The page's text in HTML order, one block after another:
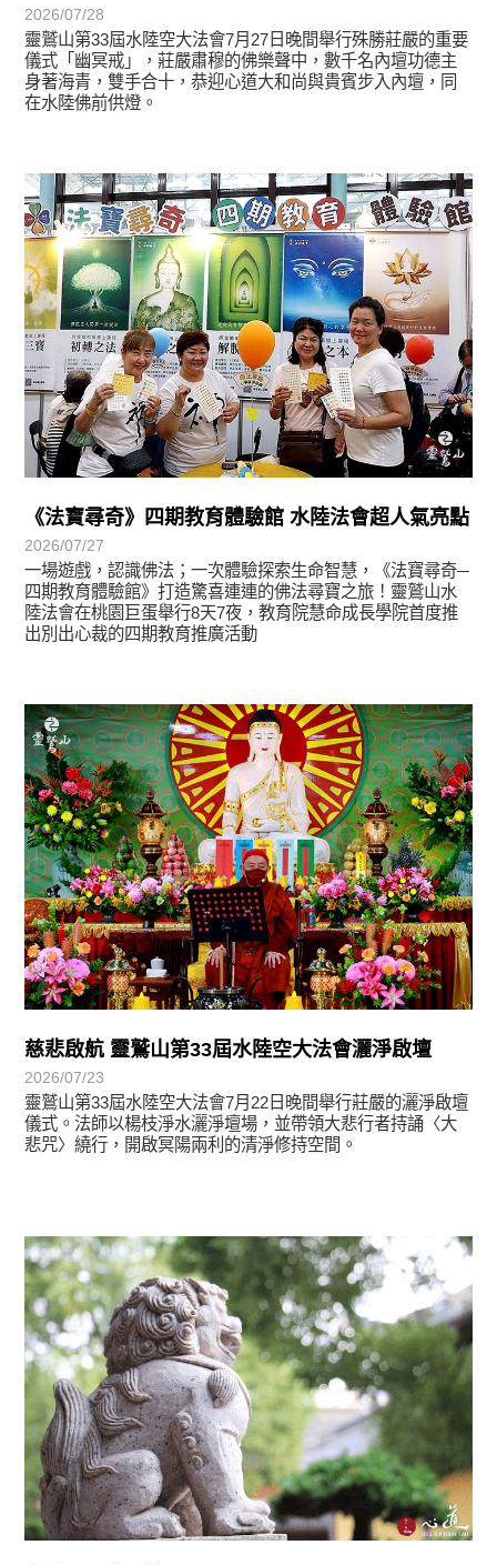
2026/07/28
靈鷲山第33屆水陸空大法會7月27日晚間舉行殊勝莊嚴的重要
儀式「幽冥戒」，莊嚴肅穆的佛樂聲中，數千名內壇功德主
身著海青，雙手合十，恭迎心道大和尚與貴賓步入內壇，同
在水陸佛前供燈。
《法寶尋奇》四期教育體驗館 水陸法會超人氣亮點
2026/07/27
一場遊戲，認識佛法；一次體驗探索生命智慧，《法寶尋奇─
四期教育體驗館》打造驚喜連連的佛法尋寶之旅！靈鷲山水
陸法會在桃園巨蛋舉行8天7夜，教育院慧命成長學院首度推
出別出心裁的四期教育推廣活動
學習分享
慈悲啟航 靈鷲山第33屆水陸空大法會灑淨啟壇
2026/07/23
靈鷲山第33屆水陸空大法會7月22日晚間舉行莊嚴的灑淨啟壇
儀式。法師以楊枝淨水灑淨壇場，並帶領大悲行者持誦〈大
悲咒〉繞行，開啟冥陽兩利的清淨修持空間。
學習分享
學習分享